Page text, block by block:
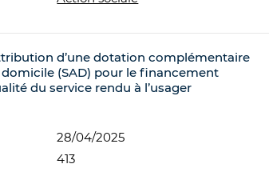
d’une dotation complémentaire
(SAD) pour le financement
du service rendu à l’usager
28/04/2025
413